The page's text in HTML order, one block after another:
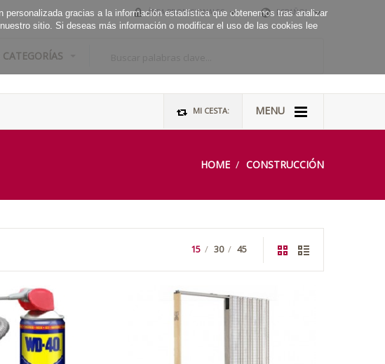
ÁREA PROFESIONALES ESPAÑOL
MI CESTA: MENU
HOME CONSTRUCCIÓN
15 30 45
gracias a la información estadística que obtenemos tras analizar
sitio. Si deseas más información o modificar el uso de las cookies lee